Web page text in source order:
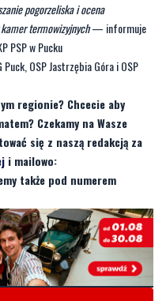
pogorzeliska i ocena
termowizyjnych— informuje
PSP w Pucku
OSP Jastrzębia Góra i OSP
regionie? Chcecie aby
Czekamy na Wasze
się z naszą redakcją za
i mailowo:
także pod numerem